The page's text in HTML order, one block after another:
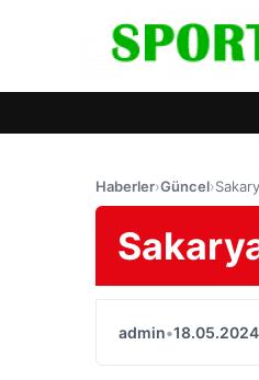
Haberler›Güncel›
admin•